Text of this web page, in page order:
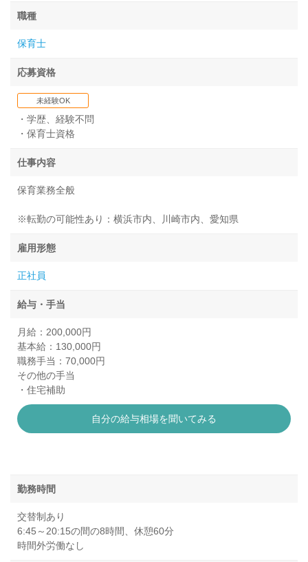
職種
保育士
応募資格
未経験OK
・学歴、経験不問
・保育士資格
仕事内容
保育業務全般
※転勤の可能性あり：横浜市内、川崎市内、愛知県
雇用形態
正社員
給与・手当
月給：200,000円
基本給：130,000円
職務手当：70,000円
その他の手当
・住宅補助
自分の給与相場を聞いてみる
勤務時間
交替制あり
6:45～20:15の間の8時間、休憩60分
時間外労働なし